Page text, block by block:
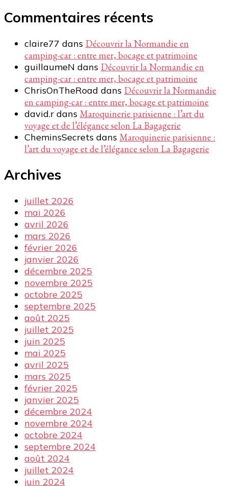
Commentaires récents
claire77 dans Découvrir la Normandie en
camping-car : entre mer, bocage et patrimoine
guillaumeN dans Découvrir la Normandie en
camping-car : entre mer, bocage et patrimoine
ChrisOnTheRoad dans Découvrir la Normandie
en camping-car : entre mer, bocage et patrimoine
david.r dans Maroquinerie parisienne : l’art du
voyage et de l’élégance selon La Bagagerie
CheminsSecrets dans Maroquinerie parisienne :
l’art du voyage et de l’élégance selon La Bagagerie
Archives
juillet 2026
mai 2026
avril 2026
mars 2026
février 2026
janvier 2026
décembre 2025
novembre 2025
octobre 2025
septembre 2025
août 2025
juillet 2025
juin 2025
mai 2025
avril 2025
mars 2025
février 2025
janvier 2025
décembre 2024
novembre 2024
octobre 2024
septembre 2024
août 2024
juillet 2024
juin 2024